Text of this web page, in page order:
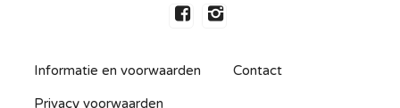
Informatie en voorwaarden Contact
Privacy voorwaarden